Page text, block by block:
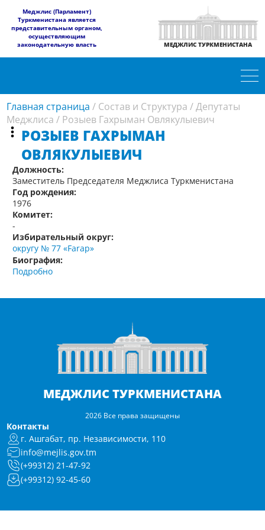
​Меджлис (Парламент)
Туркменистана является
представительным органом,
осуществляющим
законодательную власть
МЕДЖЛИС ТУРКМЕНИСТАНА
Главная страница / Состав и Структура /Депутаты
Меджлиса / Розыев Гахрыман Овлякулыевич
РОЗЫЕВ ГАХРЫМАН
ОВЛЯКУЛЫЕВИЧ
Должность:
Заместитель Председателя Меджлиса Туркменистана
Год рождения:
1976
Комитет:
-
Избирательный округ:
округу № 77 «Farap»
Биография:
Подробно
МЕДЖЛИС ТУРКМЕНИСТАНА
2026 Все права защищены
Контакты
г. Ашгабат, пр. Независимости, 110
info@mejlis.gov.tm
(+99312) 21-47-92
(+99312) 92-45-60